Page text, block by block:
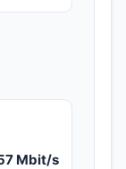
Mbit/s